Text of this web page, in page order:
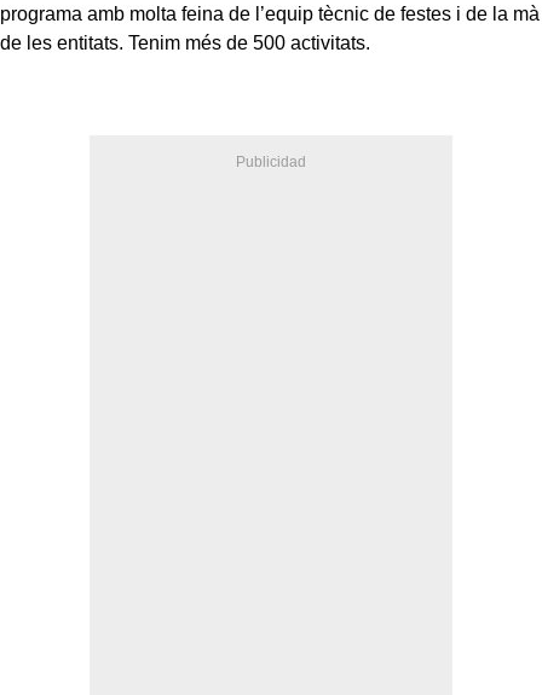
programa amb molta feina de l’equip tècnic de festes i de la mà
de les entitats. Tenim més de 500 activitats.